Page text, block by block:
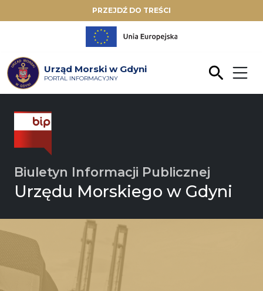
PRZEJDŹ DO TREŚCI
Urząd Morski w Gdyni
PORTAL INFORMACYJNY
Biuletyn Informacji Publicznej
Urzędu Morskiego w Gdyni